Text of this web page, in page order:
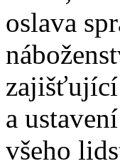
oslava
zajišťující
a
všeho